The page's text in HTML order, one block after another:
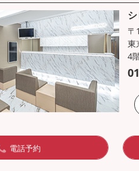
〒
東
4
電話予約